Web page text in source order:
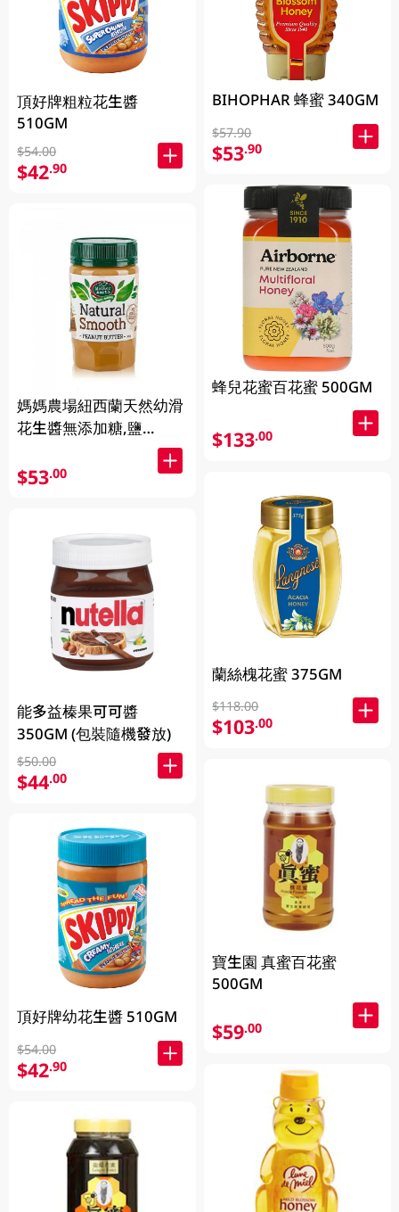
頂好牌粗粒花生醬
510GM
$54.00
$42.90
媽媽農場紐西蘭天然幼滑
花生醬無添加糖,鹽
$53.00
能多益榛果可可醬
350GM (包裝隨機發放)
$50.00
$44.00
頂好牌幼花生醬 510GM
$54.00
$42.90
BIHOPHAR 蜂蜜 340GM
$57.90
$53.90
蜂兒花蜜百花蜜 500GM
$133.00
蘭絲槐花蜜 375GM
$118.00
$103.00
寶生園 真蜜百花蜜
500GM
$59.00